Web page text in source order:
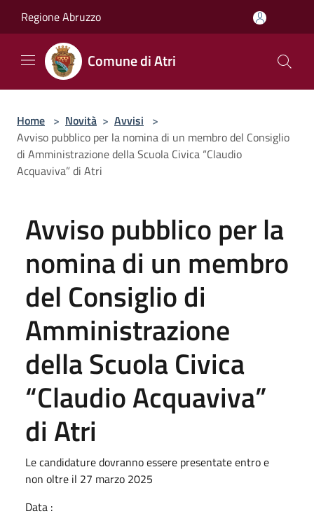
Regione Abruzzo
Comune di Atri
Home > Novità > Avvisi >
Avviso pubblico per la nomina di un membro del Consiglio
di Amministrazione della Scuola Civica “Claudio
Acquaviva” di Atri
Avviso pubblico per la
nomina di un membro
del Consiglio di
Amministrazione
della Scuola Civica
“Claudio Acquaviva”
di Atri
Le candidature dovranno essere presentate entro e
non oltre il 27 marzo 2025
Data :